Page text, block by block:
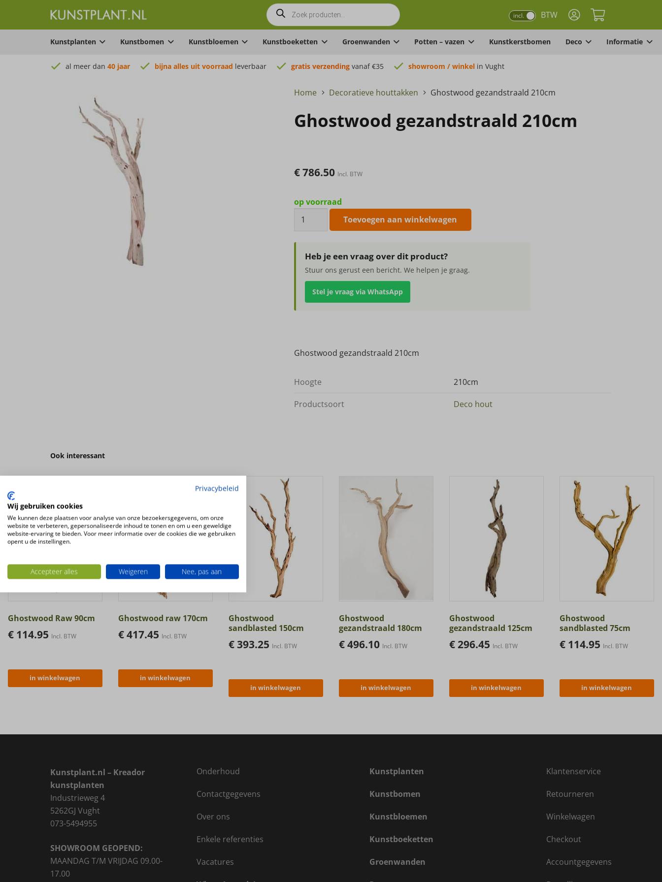
Producten
zoeken incl. BTW
Kunstplanten Kunstbomen Kunstbloemen Kunstboeketten Groenwanden Potten – vazen Kunstkerstbomen Deco Informatie
al meer dan 40 jaar bijna alles uit voorraad leverbaar gratis verzending vanaf €35 showroom / winkel in Vught
Home Decoratieve houttakken Ghostwood gezandstraald 210cm
Ghostwood gezandstraald 210cm
€786.50 Incl. BTW
op voorraad
Ghostwood
gezandstraald
210cm
aantal
Toevoegen aan winkelwagen
Heb je een vraag over dit product?
Stuur ons gerust een bericht. We helpen je graag.
Stel je vraag via WhatsApp
Ghostwood gezandstraald 210cm
Hoogte 210cm
Productsoort Deco hout
Ook interessant
Ghostwood Raw 90cm
€ 114.95 Incl. BTW
in winkelwagen
Ghostwood raw 170cm
€417.45 Incl. BTW
in winkelwagen
Ghostwood
sandblasted 150cm
€393.25 Incl. BTW
in winkelwagen
Ghostwood
gezandstraald 180cm
€496.10 Incl. BTW
in winkelwagen
Ghostwood
gezandstraald 125cm
€296.45 Incl. BTW
in winkelwagen
Ghostwood
sandblasted 75cm
€114.95 Incl. BTW
in winkelwagen
Kunstplant.nl – Kreador
kunstplanten
Industrieweg 4
5262GJ Vught
073-5494955
SHOWROOM GEOPEND:
MAANDAG T/M VRIJDAG 09.00-
17.00
Onderhoud
Contactgegevens
Over ons
Enkele referenties
Vacatures
Kunstplanten
Kunstbomen
Kunstbloemen
Kunstboeketten
Groenwanden
Klantenservice
Retourneren
Winkelwagen
Checkout
Accountgegevens
Privacybeleid
Wij gebruiken cookies
We kunnen deze plaatsen voor analyse van onze bezoekersgegevens, om onze
website te verbeteren, gepersonaliseerde inhoud te tonen en om u een geweldige
website-ervaring te bieden. Voor meer informatie over de cookies die we gebruiken
opent u de instellingen.
Accepteer alles Weigeren Nee, pas aan